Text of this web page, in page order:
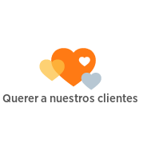
Querer a nuestros clientes